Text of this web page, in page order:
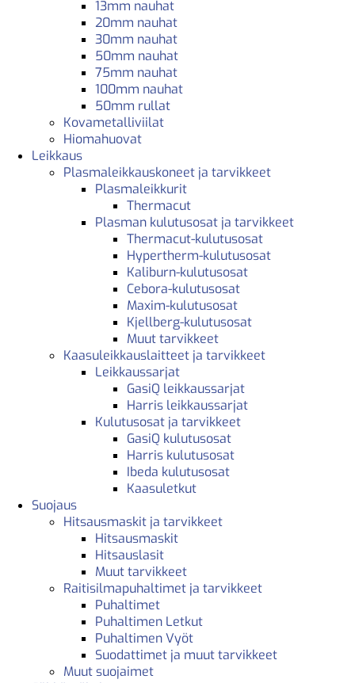
13mm nauhat
20mm nauhat
30mm nauhat
50mm nauhat
75mm nauhat
100mm nauhat
50mm rullat
Kovametalliviilat
Hiomahuovat
Leikkaus
Plasmaleikkauskoneet ja tarvikkeet
Plasmaleikkurit
Thermacut
Plasman kulutusosat ja tarvikkeet
Thermacut-kulutusosat
Hypertherm-kulutusosat
Kaliburn-kulutusosat
Cebora-kulutusosat
Maxim-kulutusosat
Kjellberg-kulutusosat
Muut tarvikkeet
Kaasuleikkauslaitteet ja tarvikkeet
Leikkaussarjat
GasiQ leikkaussarjat
Harris leikkaussarjat
Kulutusosat ja tarvikkeet
GasiQ kulutusosat
Harris kulutusosat
Ibeda kulutusosat
Kaasuletkut
Suojaus
Hitsausmaskit ja tarvikkeet
Hitsausmaskit
Hitsauslasit
Muut tarvikkeet
Raitisilmapuhaltimet ja tarvikkeet
Puhaltimet
Puhaltimen Letkut
Puhaltimen Vyöt
Suodattimet ja muut tarvikkeet
Muut suojaimet